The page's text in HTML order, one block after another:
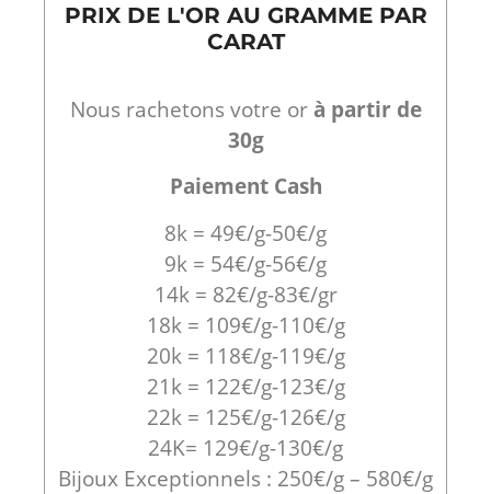
PRIX DE L'OR AU GRAMME PAR
CARAT
Nous rachetons votre orà partir de
30g
Paiement Cash
8k = 49€/g-50€/g
9k = 54€/g-56€/g
14k = 82€/g-83€/gr
18k = 109€/g-110€/g
20k = 118€/g-119€/g
21k = 122€/g-123€/g
22k = 125€/g-126€/g
24K= 129€/g-130€/g
Bijoux Exceptionnels : 250€/g – 580€/g